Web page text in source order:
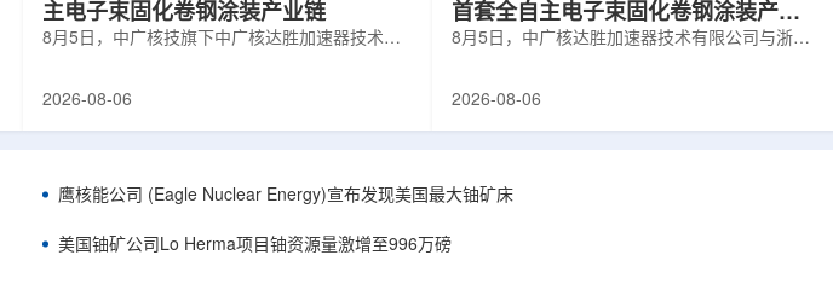
主电子束固化卷钢涂装产业链
8月5日，中广核技旗下中广核达胜加速器技术有
规模化量产工艺能力，双方合力建成国内首套全
整产业链，标志我国彩涂行业正式进入无溶剂、
零VOC(挥发性有机化合物)、常温绿色固化新时
代。中广核达胜与浙江嘉广束签署电子束固化卷
钢涂装战略合作协议电子束固化是...
2026-08-06
首套全自主电子束固化卷钢涂装产业
链
8月5日，中广核达胜加速器技术有限公司与浙江
艺能力，双方合力建成国内首套全流程自主可
标志我国彩涂行业正式进入无溶剂、零VOC(挥发
性有机化合物)、常温绿色固化新时代。▲中广核
2026-08-06
鹰核能公司 (Eagle Nuclear Energy)宣布发现美国最大铀矿床
美国铀矿公司Lo Herma项目铀资源量激增至996万磅